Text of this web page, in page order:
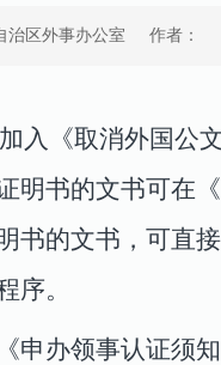
治区外事办公室 作者：
入《取消外国公
明书的文书可在
书的文书，可直
序。
申办领事认证须